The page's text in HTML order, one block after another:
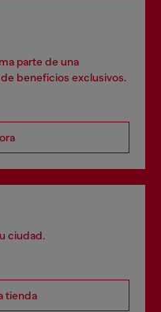
parte de una
beneficios exclusivos.
ciudad.
tienda